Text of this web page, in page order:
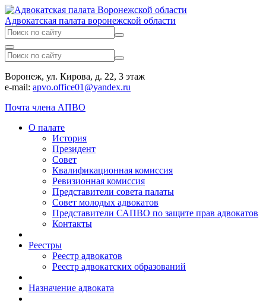
Адвокатская палата воронежской области
Воронеж, ул. Кирова, д. 22, 3 этаж
e-mail: apvo.office01@yandex.ru
Почта члена АПВО
О палате
История
Президент
Совет
Квалификационная комиссия
Ревизионная комиссия
Представители совета палаты
Совет молодых адвокатов
Представители САПВО по защите прав адвокатов
Контакты
Реестры
Реестр адвокатов
Реестр адвокатских образований
Назначение адвоката